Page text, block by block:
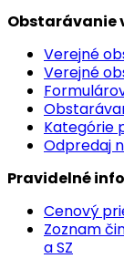
Obstarávanie
Verejné
Verejné
Kategórie
Odpredaj
Pravidelné
Cenový
Zoznam
a SZ